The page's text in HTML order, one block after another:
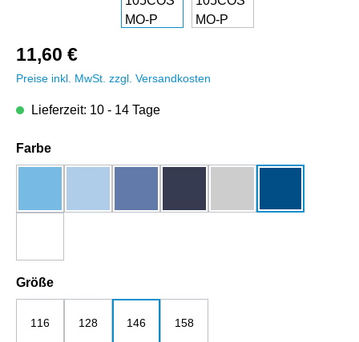
11,60 €
Preise inkl. MwSt. zzgl. Versandkosten
Lieferzeit: 10 - 14 Tage
Farbeauswählen
Größeauswählen
116 128 146 158